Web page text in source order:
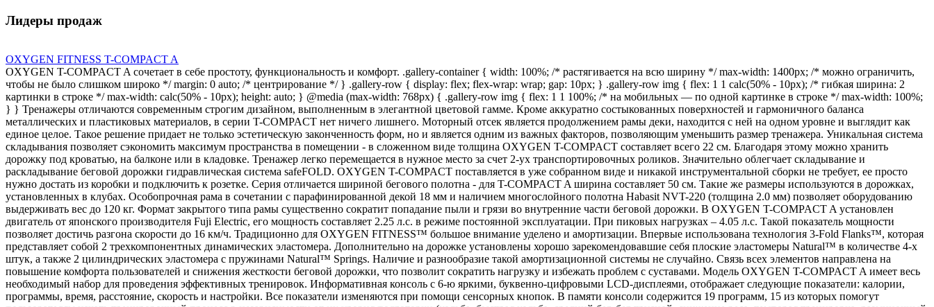
Лидеры продаж
OXYGEN FITNESS T-COMPACT A
OXYGEN T-COMPACT A сочетает в себе простоту, функциональность и комфорт. .gallery-container { width: 100%; /* растягивается на всю ширину */ max-width: 1400px; /* можно ограничить,
чтобы не было слишком широко */ margin: 0 auto; /* центрирование */ } .gallery-row { display: flex; flex-wrap: wrap; gap: 10px; } .gallery-row img { flex: 1 1 calc(50% - 10px); /* гибкая ширина: 2
картинки в строке */ max-width: calc(50% - 10px); height: auto; } @media (max-width: 768px) { .gallery-row img { flex: 1 1 100%; /* на мобильных — по одной картинке в строке */ max-width: 100%;
} } Тренажеры отличаются современным строгим дизайном, выполненным в элегантной цветовой гамме. Кроме аккуратно состыкованных поверхностей и гармоничного баланса
металлических и пластиковых материалов, в серии T-COMPACT нет ничего лишнего. Моторный отсек является продолжением рамы деки, находится с ней на одном уровне и выглядит как
единое целое. Такое решение придает не только эстетическую законченность форм, но и является одним из важных факторов, позволяющим уменьшить размер тренажера. Уникальная система
складывания позволяет сэкономить максимум пространства в помещении - в сложенном виде толщина OXYGEN T-COMPACT составляет всего 22 см. Благодаря этому можно хранить
дорожку под кроватью, на балконе или в кладовке. Тренажер легко перемещается в нужное место за счет 2-ух транспортировочных роликов. Значительно облегчает складывание и
раскладывание беговой дорожки гидравлическая система safeFOLD. OXYGEN T-COMPACT поставляется в уже собранном виде и никакой инструментальной сборки не требует, ее просто
нужно достать из коробки и подключить к розетке. Серия отличается шириной бегового полотна - для T-COMPACT A ширина составляет 50 см. Такие же размеры используются в дорожках,
установленных в клубах. Особопрочная рама в сочетании с парафинированной декой 18 мм и наличием многослойного полотна Habasit NVT-220 (толщина 2.0 мм) позволяет оборудованию
выдерживать вес до 120 кг. Формат закрытого типа рамы существенно сократит попадание пыли и грязи во внутренние части беговой дорожки. В OXYGEN T-COMPACT A установлен
двигатель от японского производителя Fuji Electric, его мощность составляет 2.25 л.с. в режиме постоянной эксплуатации. При пиковых нагрузках – 4.05 л.с. Такой показатель мощности
позволяет достичь разгона скорости до 16 км/ч. Традиционно для OXYGEN FITNESS™ большое внимание уделено и амортизации. Впервые использована технология 3-Fold Flanks™, которая
представляет собой 2 трехкомпонентных динамических эластомера. Дополнительно на дорожке установлены хорошо зарекомендовавшие себя плоские эластомеры Natural™ в количестве 4-х
штук, а также 2 цилиндрических эластомера с пружинами Natural™ Springs. Наличие и разнообразие такой амортизационной системы не случайно. Связь всех элементов направлена на
повышение комфорта пользователей и снижения жесткости беговой дорожки, что позволит сократить нагрузку и избежать проблем с суставами. Модель OXYGEN T-COMPACT A имеет весь
необходимый набор для проведения эффективных тренировок. Информативная консоль с 6-ю яркими, буквенно-цифровыми LCD-дисплеями, отображает следующие показатели: калории,
программы, время, расстояние, скорость и настройки. Все показатели изменяются при помощи сенсорных кнопок. В памяти консоли содержится 19 программ, 15 из которых помогут